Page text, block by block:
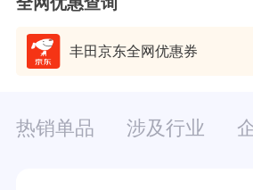
丰田京东全网优惠券
热销单品 涉及行业